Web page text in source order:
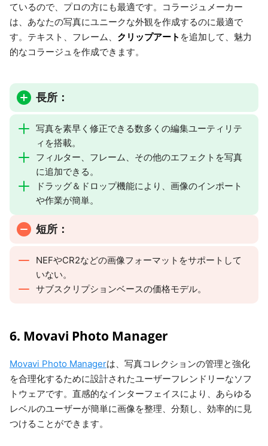
ているので、プロの方にも最適です。コラージュメーカー
は、あなたの写真にユニークな外観を作成するのに最適で
す。テキスト、フレーム、 クリップアート を追加して、魅力
的なコラージュを作成できます。
長所：
写真を素早く修正できる数多くの編集ユーティリテ
ィを搭載。
フィルター、フレーム、その他のエフェクトを写真
に追加できる。
ドラッグ＆ドロップ機能により、画像のインポート
や作業が簡単。
短所：
NEFやCR2などの画像フォーマットをサポートして
いない。
サブスクリプションベースの価格モデル。
6. Movavi Photo Manager
Movavi Photo Managerは、写真コレクションの管理と強化
を合理化するために設計されたユーザーフレンドリーなソフ
トウェアです。直感的なインターフェイスにより、あらゆる
レベルのユーザーが簡単に画像を整理、分類し、効率的に見
つけることができます。